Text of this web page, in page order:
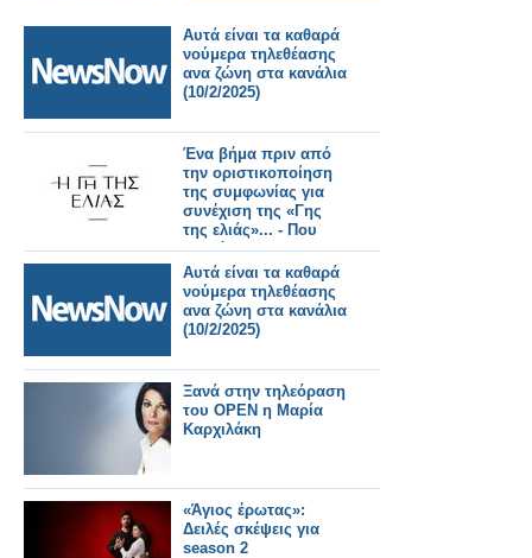
Αυτά είναι τα καθαρά
νούμερα τηλεθέασης
ανα ζώνη στα κανάλια
(10/2/2025)
Ένα βήμα πριν από
την οριστικοποίηση
της συμφωνίας για
συνέχιση της «Γης
της ελιάς»... - Που
κολλάει;
Αυτά είναι τα καθαρά
νούμερα τηλεθέασης
ανα ζώνη στα κανάλια
(10/2/2025)
Ξανά στην τηλεόραση
του ΟΡΕΝ η Μαρία
Καρχιλάκη
«Άγιος έρωτας»:
Δειλές σκέψεις για
season 2